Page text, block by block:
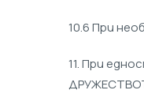
10.6 При
11. При